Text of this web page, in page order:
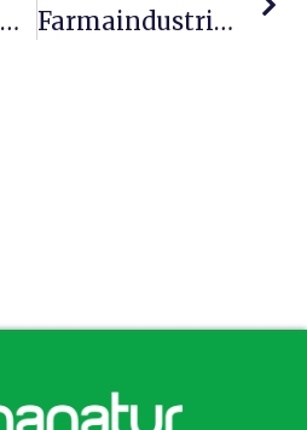
Laboratorios Merial Patrocinarán Al Equipo Veterinario Del C. E. Gos Àrtic Farmaindustria Confía En El Plan Estratégico Nacional Sobre La Hepatitis C